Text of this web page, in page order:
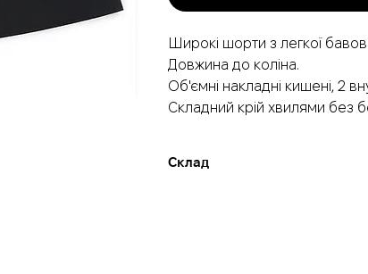
Широкі шорти з легкої
Довжина до коліна.
Об'ємні накладні кишені, 2
Складний крій хвилями без
Склад